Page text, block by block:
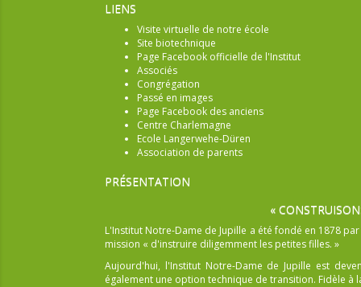
LIENS
Visite virtuelle de notre école
Site biotechnique
Page Facebook officielle de l'Institut
Associés
Congrégation
Passé en images
Page Facebook des anciens
Centre Charlemagne
Ecole Langerwehe-Düren
Association de parents
PRÉSENTATION
«
L'Institut Notre-Dame de Jupille a été fondé en 1878
mission « d'instruire diligemment les petites filles. »
Aujourd'hui, l'Institut Notre-Dame de Jupille est
également une option technique de transition. Fidèle à